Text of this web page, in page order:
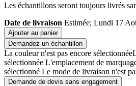
Les échantillons seront toujours livrés
Date de livraison Estimée; Lundi 17
Ajouter au panier
Demandez un échantillon
La couleur n'est pas encore sélectionnée
sélectionnée L'emplacement de
sélectionné Le mode de livraison n'est
Demande de devis sans engagement